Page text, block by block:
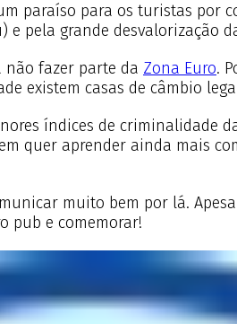
paraíso para os turistas por
pela grande desvalorização
não fazer parte da Zona Euro.
existem casas de câmbio
índices de
quer aprender ainda mais
muito bem por lá.
pub e comemorar!